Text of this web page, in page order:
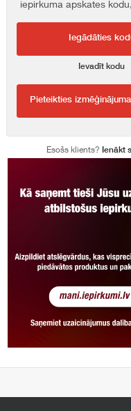
iepirkuma apskates
Iegādāties
Ievadīt kodu
Pieteikties
Esošs klients? Ienākt